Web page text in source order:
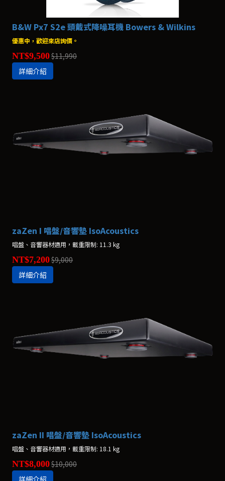
B&W Px7 S2e 頭戴式降噪耳機 Bowers & Wilkins
優惠中，歡迎來店詢價。
NT$9,500$11,990
詳細介紹
zaZen I 唱盤/音響墊 IsoAcoustics
唱盤、音響器材適用，載重限制: 11.3 kg
NT$7,200$9,000
詳細介紹
zaZen II 唱盤/音響墊 IsoAcoustics
唱盤、音響器材適用，載重限制: 18.1 kg
NT$8,000$10,000
詳細介紹